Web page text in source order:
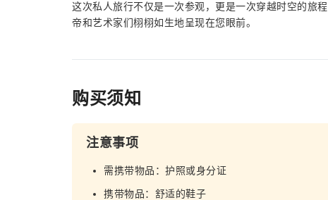
这次私人旅行不仅是一次参观，更是一次穿越时空的旅
帝和艺术家们栩栩如生地呈现在您眼前。
购买须知
注意事项
需携带物品：护照或身分证
携带物品：舒适的鞋子